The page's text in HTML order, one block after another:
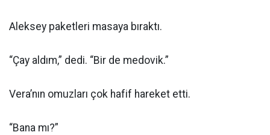
Aleksey paketleri masaya bıraktı.
“Çay aldım,” dedi. “Bir de medovik.”
Vera’nın omuzları çok hafif hareket etti.
“Bana mı?”